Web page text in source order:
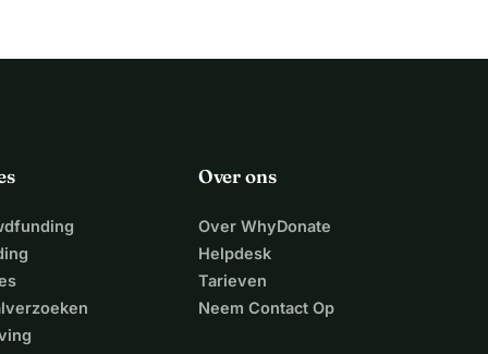
Over ons
Over WhyDonate
Helpdesk
Tarieven
Neem Contact Op